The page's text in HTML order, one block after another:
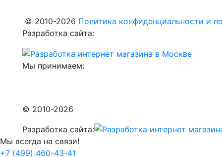
© 2010-2026 Политика конфиденциальности и
Разработка сайта:
Мы принимаем:
© 2010-2026
Разработка сайта:
Мы всегда на связи!
+7 (499) 460-43-41